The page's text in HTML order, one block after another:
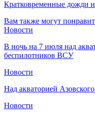
Кратковременные дожди
Вам также могут
Новости
В ночь на 7 июля над
беспилотников ВСУ
Новости
Над акваторией
Новости